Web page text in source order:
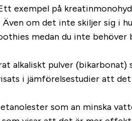
exempel på
Även om det inte skiljer sig i
medan du inte
alkaliskt pulver
i jämförelsestudier att
som an minska